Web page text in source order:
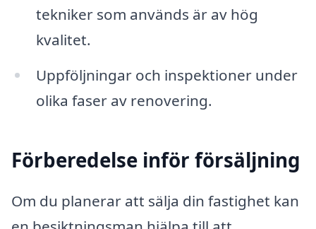
tekniker som används är av hög
kvalitet.
Uppföljningar och inspektioner under
olika faser av renovering.
Förberedelse inför försäljning
Om du planerar att sälja din fastighet kan